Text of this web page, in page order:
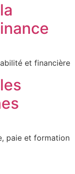
et financière
paie et formation